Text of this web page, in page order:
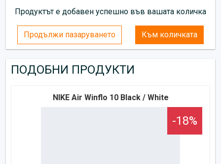
Продуктът е добавен успешно във вашата количка
Продължи пазаруването Към количката
ПОДОБНИ ПРОДУКТИ
NIKE Air Winflo 10 Black / White
-18%